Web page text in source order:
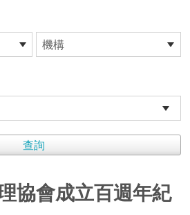
協會成立百週年紀